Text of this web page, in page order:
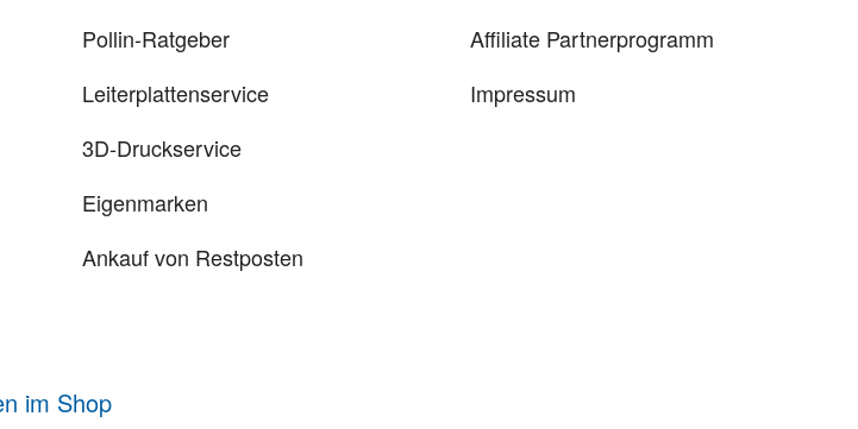
Pollin-Ratgeber
Leiterplattenservice
3D-Druckservice
Eigenmarken
Ankauf von Restposten
Affiliate Partnerprogramm
Impressum
im Shop